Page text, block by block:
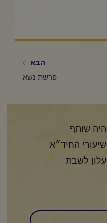
הבא
פרשת נשא
היה שותף
שיעורי החיד״א
עלון לשבת